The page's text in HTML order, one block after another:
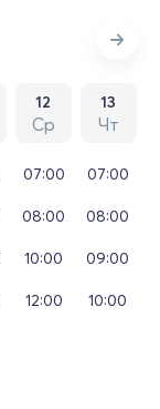
12
Ср
13
Чт
07:00
08:00
10:00
12:00
07:00
08:00
09:00
10:00